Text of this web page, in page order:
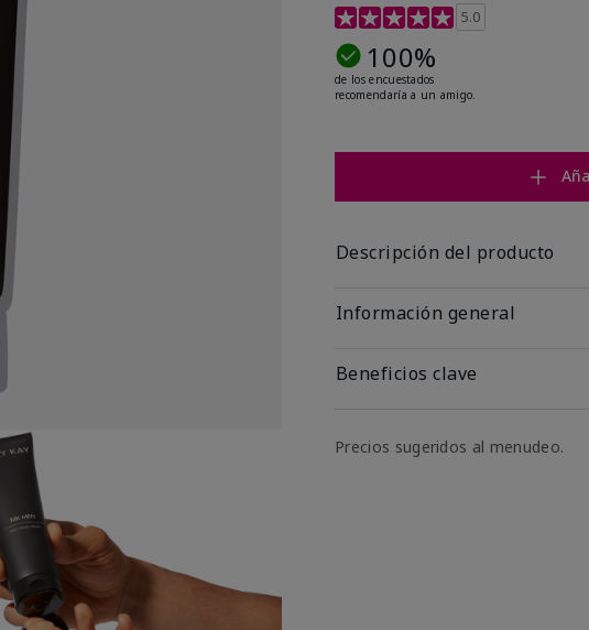
Calificación de clientes de 5 de 5
5.0
100%
de los encuestados
recomendaría a un amigo.
Descripción del producto
Información general
Beneficios clave
Precios sugeridos al menudeo.